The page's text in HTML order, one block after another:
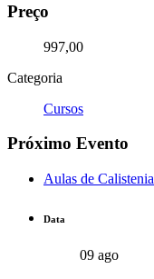
Preço
997,00
Categoria
Cursos
Próximo Evento
Aulas de Calistenia
Data
09 ago